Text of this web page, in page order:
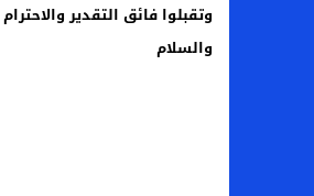
وتقبلوا فائق التقدير والاحترام
والسلام